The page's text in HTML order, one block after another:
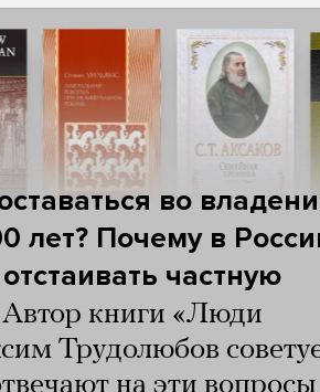
во
лет? Почему в
частную
Автор книги «Люди
Трудолюбов
на эти вопросы